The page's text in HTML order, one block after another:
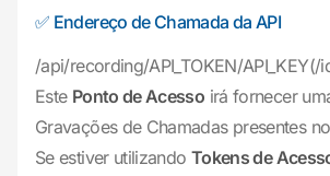
✅ Endereço de Chamada da API
/api/recording/API_TOKEN/API_KEY(/
Este Ponto de Acesso irá fornecer
Gravações de Chamadas presentes
Se estiver utilizando Tokens de